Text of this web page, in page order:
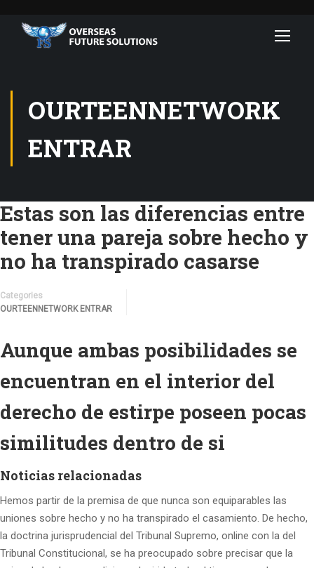
OURTEENNETWORK
ENTRAR
Estas son las diferencias entre
tener una pareja sobre hecho y
no ha transpirado casarse
Categories
OURTEENNETWORK ENTRAR
Aunque ambas posibilidades se
encuentran en el interior del
derecho de estirpe poseen pocas
similitudes dentro de si
Noticias relacionadas
Hemos partir de la premisa de que nunca son equiparables las
uniones sobre hecho y no ha transpirado el casamiento. De hecho,
la doctrina jurisprudencial del Tribunal Supremo, online con la del
Tribunal Constitucional, se ha preocupado sobre precisar que la